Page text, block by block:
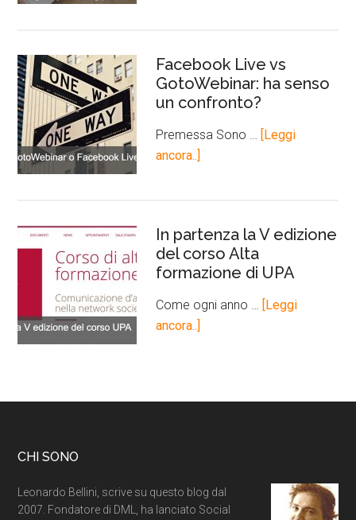
Facebook Live vs
GotoWebinar: ha senso
un confronto?
Premessa Sono …
[Leggi
ancora..]
In partenza la V edizione
del corso Alta
formazione di UPA
Come ogni anno …
[Leggi
ancora..]
CHI SONO
Leonardo Bellini, scrive su questo blog dal
2007. Fondatore di DML, ha lanciato Social